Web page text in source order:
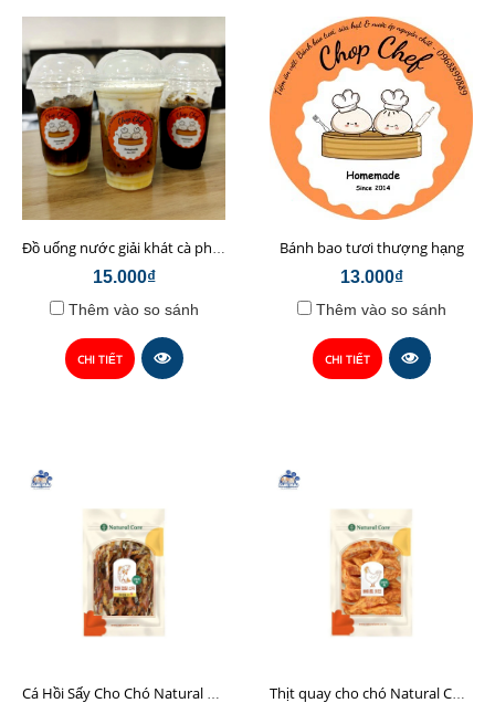
Đồ uống nước giải khát cà phê sữa hạt Chop Chef
15.000₫
Thêm vào so sánh
CHI TIẾT
Bánh bao tươi thượng hạng
13.000₫
Thêm vào so sánh
CHI TIẾT
Cá Hồi Sấy Cho Chó Natural Core 45gr Thịt quay cho chó Natural Core 70g